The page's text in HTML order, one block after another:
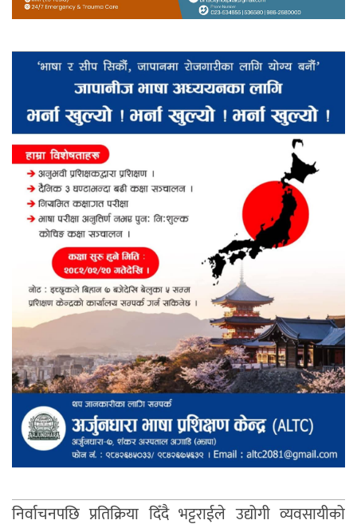
निर्वाचनपछि प्रतिक्रिया दिँदै भट्टराईले उद्योगी व्यवसायीको